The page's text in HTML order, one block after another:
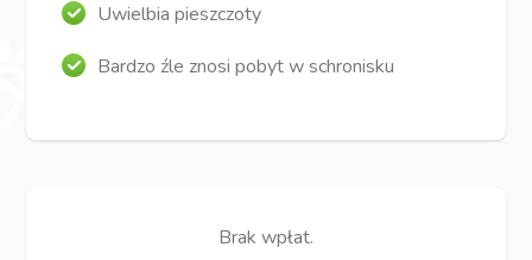
Uwielbia pieszczoty
Bardzo źle znosi pobyt w schronisku
Brak wpłat.